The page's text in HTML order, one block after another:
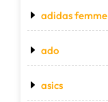
adidas femme
ado
asics